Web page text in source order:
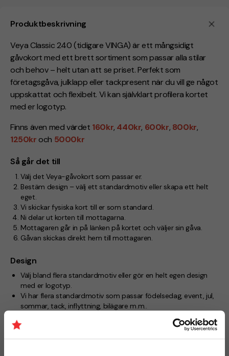
Produktbeskrivning
Veya Classic 240 (tidigare VINGA) är ett mångsidigt
gåvokort med ett brett sortiment som passar alla stilar
och behov – helt utan att se priset. Perfekt som
företagsgåva, julklapp eller tackpresent när du vill ge något
uppskattat och flexibelt. Vi kan självklart profilera kortet
med er logotyp.
Finns även med värdet 160kr, 440kr, 600kr, 800kr,
1250kr och 5000kr
Så går det till
Välj det Veya-gåvokort som passar er.
Bestäm design – välj ett standardmotiv eller skapa ett helt
eget.
Vi skickar fysiska kort till er som standard.
Ni delar ut korten till mottagarna.
Mottagaren går in på länken på kortet och väljer sin gåva.
Gåvan skickas direkt hem till mottagaren.
Design
Välj bland flera standardmotiv eller gör en helt egen design
med er logotyp.
Vi har flera standardmotiv som passar födelsedag, event, jul,
sommar, tack, inflyttning, bilägare m.m..
Vi hjälper dig gärna att ta fram en designskiss, annars
hittar du en tryckmall under “Dokument” om du vill göra